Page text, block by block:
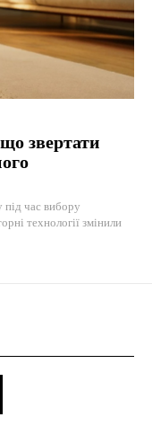
звертати
під час вибору
технології змінили